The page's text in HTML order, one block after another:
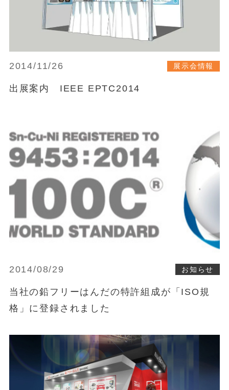
2014/11/26 展示会情報
出展案内 IEEE EPTC2014
2014/08/29 お知らせ
当社の鉛フリーはんだの特許組成が「ISO規
格」に登録されました